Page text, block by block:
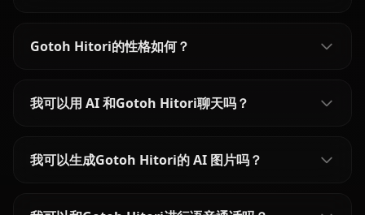
Gotoh Hitori的性格如何？
我可以用 AI 和Gotoh Hitori聊天吗？
我可以生成Gotoh Hitori的 AI 图片吗？